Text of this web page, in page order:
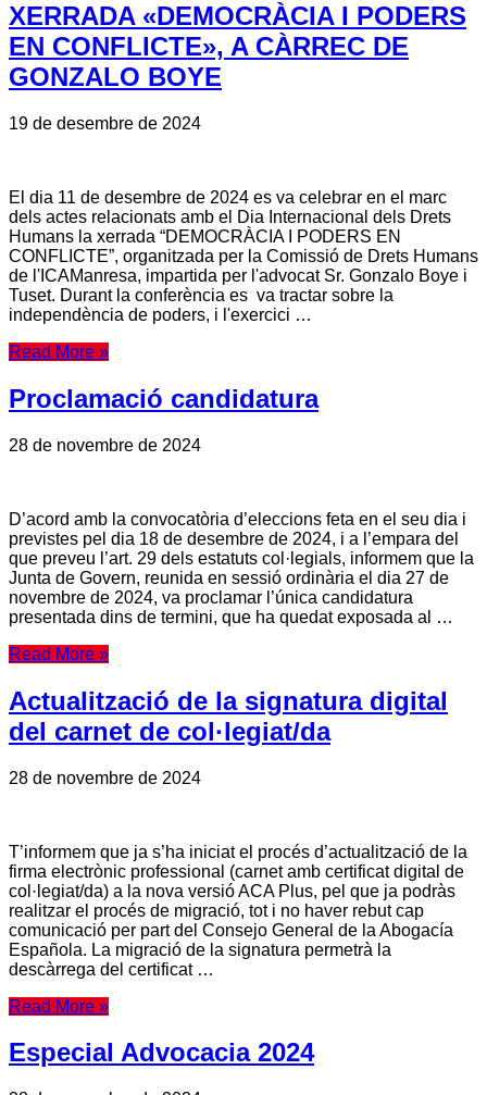
XERRADA «DEMOCRÀCIA I PODERS
EN CONFLICTE», A CÀRREC DE
GONZALO BOYE
19 de desembre de 2024
El dia 11 de desembre de 2024 es va celebrar en el marc
dels actes relacionats amb el Dia Internacional dels Drets
Humans la xerrada “DEMOCRÀCIA I PODERS EN
CONFLICTE”, organitzada per la Comissió de Drets Humans
de l'ICAManresa, impartida per l'advocat Sr. Gonzalo Boye i
Tuset. Durant la conferència es va tractar sobre la
independència de poders, i l'exercici …
Read More »
Proclamació candidatura
28 de novembre de 2024
D’acord amb la convocatòria d’eleccions feta en el seu dia i
previstes pel dia 18 de desembre de 2024, i a l’empara del
que preveu l’art. 29 dels estatuts col·legials, informem que la
Junta de Govern, reunida en sessió ordinària el dia 27 de
novembre de 2024, va proclamar l’única candidatura
presentada dins de termini, que ha quedat exposada al …
Read More »
Actualització de la signatura digital
del carnet de col·legiat/da
28 de novembre de 2024
T’informem que ja s’ha iniciat el procés d’actualització de la
firma electrònic professional (carnet amb certificat digital de
col·legiat/da) a la nova versió ACA Plus, pel que ja podràs
realitzar el procés de migració, tot i no haver rebut cap
comunicació per part del Consejo General de la Abogacía
Española. La migració de la signatura permetrà la
descàrrega del certificat …
Read More »
Especial Advocacia 2024